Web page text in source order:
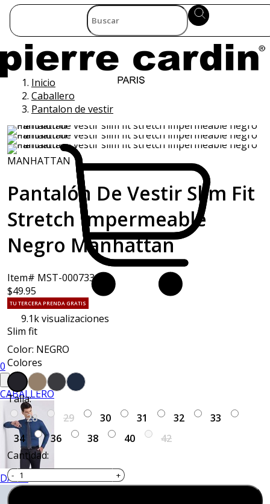
0
CABALLERO
DAMA
Inicio
Caballero
Pantalon de vestir
MANHATTAN
Pantalón De Vestir Slim Fit
Stretch Impermeable
Negro Manhattan
Item# MST-000733
$49.95
TU TERCERA PRENDA GRATIS
9.1kvisualizaciones
Slim fit
Color: NEGRO
Colores
Talla:
28
29 30 31 32
33
34
36 38 40
42
Cantidad: